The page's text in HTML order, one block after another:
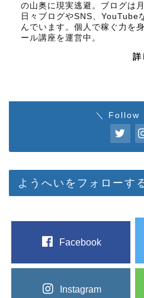
の山奥に現実逃避。ブログは
日々ブログやSNS、YouTube
んでいます。個人で稼ぐ力を
ール講座を運営中。
詳
＼ Follow
ようへいをフォローす
Facebook
Instagram